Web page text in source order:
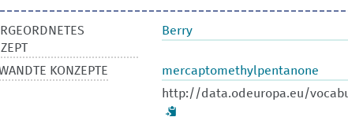
Berry
KONZEPTE
mercaptomethylpentanone
http://data.odeuropa.eu/